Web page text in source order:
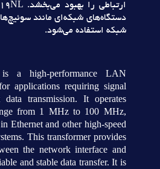
دستگاه‌هاي شبکه‌اي مانند
شبکه استفاده مي‌شود.
a high-performance LAN
applications requiring signal
transmission. It operates
from 1 MHz to 100 MHz,
Ethernet and other high-speed
This transformer provides
the network interface and
and stable data transfer. It is